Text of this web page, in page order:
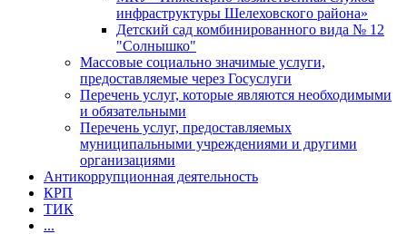
инфраструктуры Шелеховского района»
Детский сад комбинированного вида № 12
"Солнышко"
Массовые социально значимые услуги,
предоставляемые через Госуслуги
Перечень услуг, которые являются необходимыми
и обязательными
Перечень услуг, предоставляемых
муниципальными учреждениями и другими
организациями
Антикоррупционная деятельность
КРП
ТИК
...